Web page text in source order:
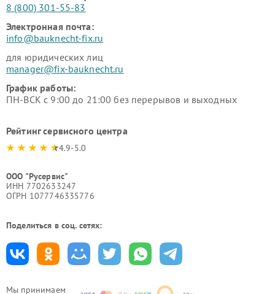
Мы принимаем
8 (800) 301-55-83
Электронная почта:
info@bauknecht-fix.ru
для юридических лиц
manager@fix-bauknecht.ru
График работы:
ПН-ВСК с 9:00 до 21:00 без перерывов и выходных
Рейтинг сервисного центра
4.9-5.0
ООО "Русервис"
ИНН 7702633247
ОГРН 1077746335776
Поделиться в соц. сетях: